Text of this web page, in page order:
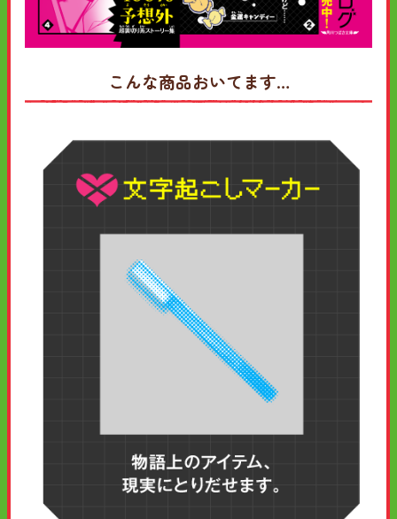
こんな商品おいてます…